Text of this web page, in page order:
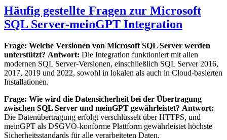
Häufig gestellte Fragen zur Microsoft
SQL Server-meinGPT Integration
Frage: Welche Versionen von Microsoft SQL Server werden
unterstützt? Antwort: Die Integration funktioniert mit allen
modernen SQL Server-Versionen, einschließlich SQL Server 2016,
2017, 2019 und 2022, sowohl in lokalen als auch in Cloud-basierten
Installationen.
Frage: Wie wird die Datensicherheit bei der Übertragung
zwischen SQL Server und meinGPT gewährleistet? Antwort:
Die Datenübertragung erfolgt verschlüsselt über HTTPS, und
meinGPT als DSGVO-konforme Plattform gewährleistet höchste
Sicherheitsstandards für alle verarbeiteten Daten.